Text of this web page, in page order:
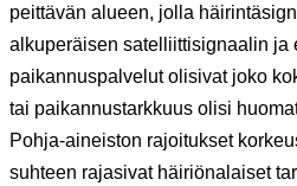
peittävän alueen, jolla
alkuperäisen satelliittisignaalin ja
paikannuspalvelut olisivat joko
tai paikannustarkkuus olisi
Pohja-aineiston rajoitukset
suhteen rajasivat häiriönalaiset